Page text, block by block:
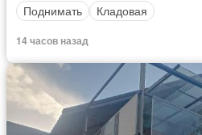
Поднимать
Кладовая
14 часов назад